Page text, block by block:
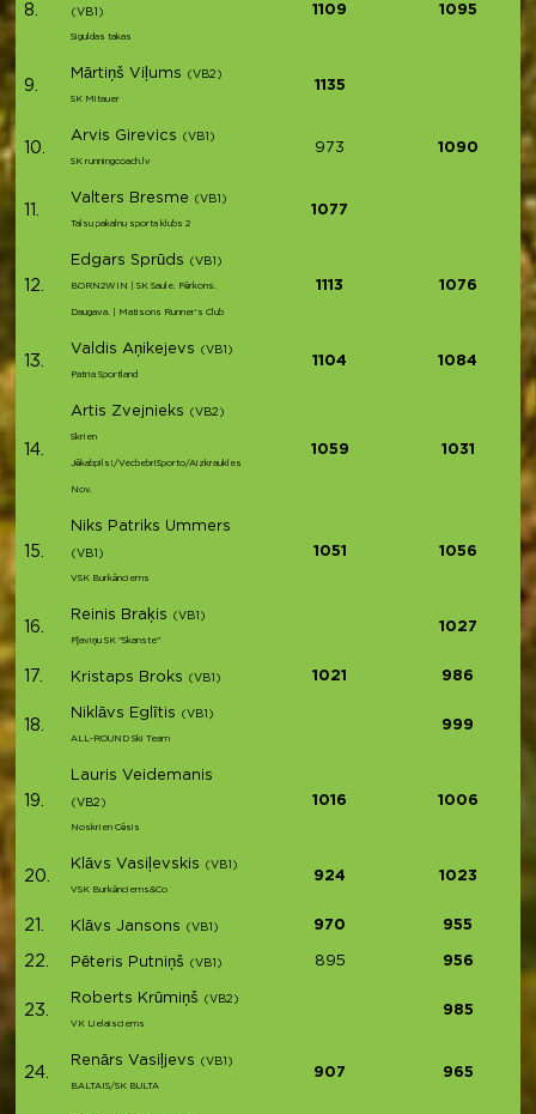
8. (VB1)
Siguldas takas
1109 1095
9.
Mārtiņš Viļums (VB2)
SK Mitauer
1135
10.
Arvis Girevics (VB1)
SK runningcoach.lv
973 1090
11.
Valters Bresme (VB1)
Talsu pakalnu sporta klubs 2
1077
12.
Edgars Sprūds (VB1)
BORN2WIN | SK Saule. Pērkons.
Daugava. | Matisons Runner's Club
1113 1076
13.
Valdis Aņikejevs (VB1)
Patria Sportland
1104 1084
14.
Artis Zvejnieks (VB2)
Skrien
Jēkabpils!/VecbebriSporto/Aizkraukles
Nov.
1059 1031
15.
Niks Patriks Ummers
(VB1)
VSK Burkānciems
1051 1056
16.
Reinis Braķis (VB1)
Pļaviņu SK "Skanste"
1027
17. Kristaps Broks (VB1) 1021 986
18.
Niklāvs Eglītis (VB1)
ALL-ROUND Ski Team
999
19.
Lauris Veidemanis
(VB2)
Noskrien Cēsis
1016 1006
20.
Klāvs Vasiļevskis (VB1)
VSK Burkānciems&Co
924 1023
21. Klāvs Jansons (VB1) 970 955
22. Pēteris Putniņš (VB1) 895 956
23.
Roberts Krūmiņš (VB2)
VK Lielaisciems
985
24.
Renārs Vasiļjevs (VB1)
BALTAIS/SK BULTA
907 965